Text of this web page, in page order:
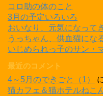
コロ助の体のこと
3月の予定いろいろ
おいなり、元気になって
うっちゃん、供血猫にな
いじめられっ子のサン・
最近のコメント
4～5月のできごと（1）
猫カフェ＆猫ホテルねこ